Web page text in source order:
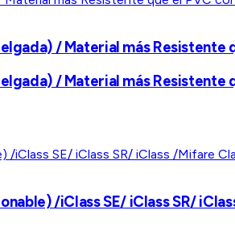
/ Material más
/ Material más
/iClass SE/ iClass SR/